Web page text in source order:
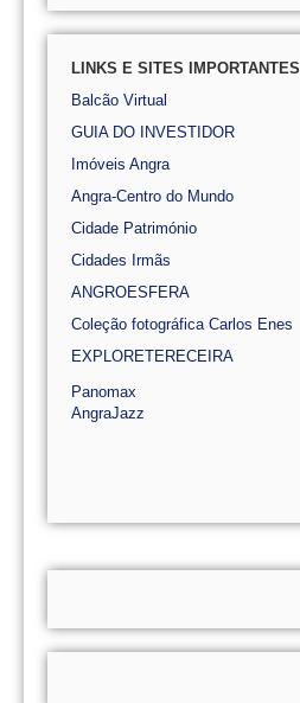
LINKS E SITES IMPORTANTES
Balcão Virtual
GUIA DO INVESTIDOR
Imóveis Angra
Angra-Centro do Mundo
Cidade Património
Cidades Irmãs
ANGROESFERA
Coleção fotográfica Carlos Enes
EXPLORETERECEIRA
Panomax
AngraJazz